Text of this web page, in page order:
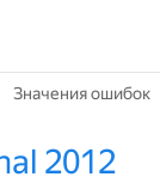
Значения ошибок
2012